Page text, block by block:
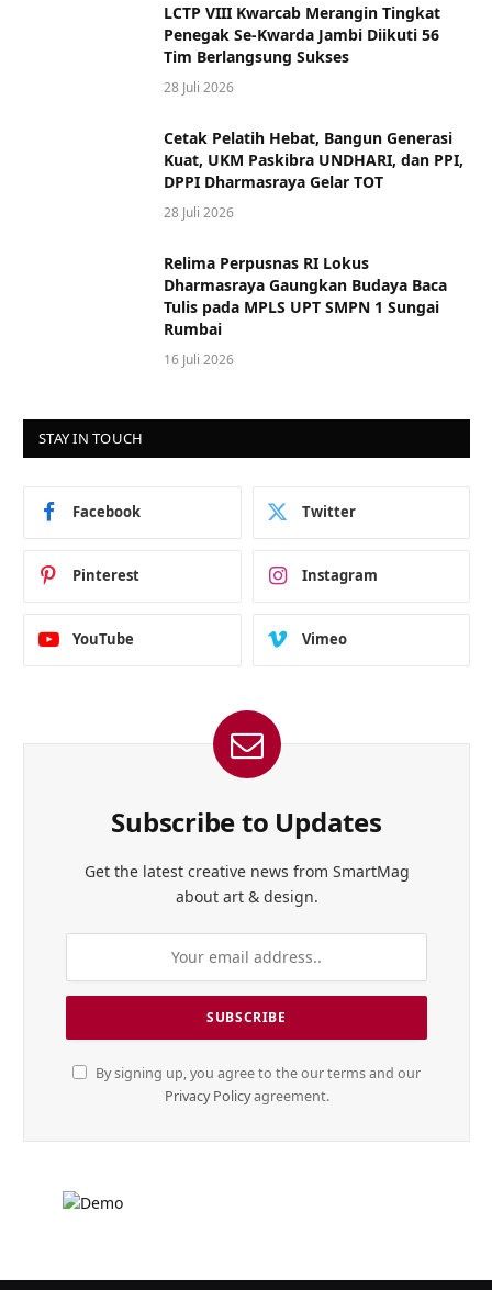
LCTP VIII Kwarcab Merangin Tingkat
Penegak Se-Kwarda Jambi Diikuti 56
Tim Berlangsung Sukses
28 Juli 2026
Cetak Pelatih Hebat, Bangun Generasi
Kuat, UKM Paskibra UNDHARI, dan PPI,
DPPI Dharmasraya Gelar TOT
28 Juli 2026
Relima Perpusnas RI Lokus
Dharmasraya Gaungkan Budaya Baca
Tulis pada MPLS UPT SMPN 1 Sungai
Rumbai
16 Juli 2026
STAY IN TOUCH
Facebook Twitter
Pinterest Instagram
YouTube Vimeo
Subscribe to Updates
Get the latest creative news from SmartMag
about art & design.
By signing up, you agree to the our terms and our
Privacy Policyagreement.